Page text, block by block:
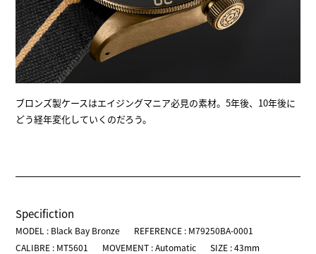
ブロンズ製ケースはエイジングマニア必見の素材。5年後、10年後に
どう経年変化していくのだろう。
Specifiction
MODEL : Black Bay Bronze
REFERENCE : M79250BA-0001
CALIBRE : MT5601
MOVEMENT : Automatic SIZE : 43mm